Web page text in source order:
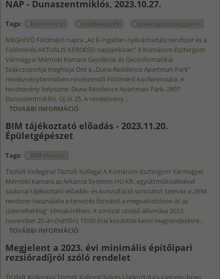
NAP - Dunaszentmiklós, 2023.10.27.
Tags: konferencia továbbképzés szakcsoporti taggyűlés
MEGHÍVÓ Földmérő napra „Az E-Ingatlan-nyilvántartási rendszer és a
Földmérés AKTUÁLIS KÉRDÉSEI napjainkban” A Komárom-Esztergom
Vármegyei Mérnöki Kamara Geodéziai és Geoinformatikai
Szakcsoportja meghívja Önt a „Duna Residence Apartman Park”
rendezvénytermében rendezendő Földmérő konferenciára. A
rendezvény helyszíne: Duna Residence Apartman Park, 2897
Dunaszentmiklós, Új út 25. A rendezvény...
TOVÁBBI INFORMÁCIÓ
2023.10.27. TARTALOMMAL KAPCSOLATOSAN
BIM tájékoztató előadás - 2023.11.20.
Épületgépészet
Tags: BIM előadás
Tisztelt Kollegina! Tisztelt Kollega! A Komárom-Esztergom Vármegyei
Mérnöki Kamara az Arkance Systems HU Kft. együttműködésével
szakmai tájékoztató előadás- és konzultáció sorozatot szervez a „BIM
rendszer használata a tervezés fázisától a megvalósításon át az
üzemeltetésig” témakörében. A sorozat utolsó állomása 2023.
november 20-án (hétfőn) 15:00 órai kezdettel kerül megrendezésre...
TOVÁBBI INFORMÁCIÓ
KAPCSOLATOSAN
Megjelent a 2023. évi minimális építőipari
rezsióradíjról szóló rendelet
Tisztelt Kollegina! Tisztelt Kollega! Szíves tájékoztatásul jelzem, hogy